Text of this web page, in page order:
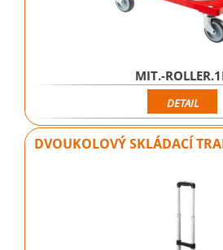
MIT.-
DETAIL
DVOUKOLOVÝ SKLÁDACÍ